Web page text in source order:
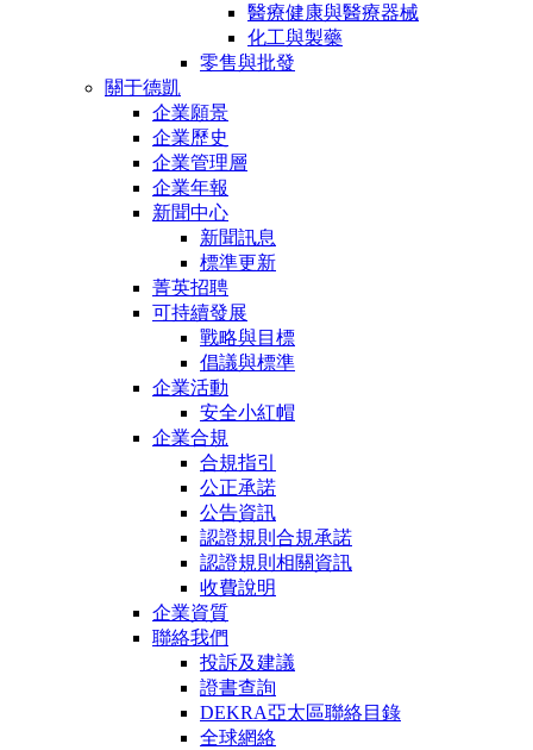
醫療健康與醫療器械
化工與製藥
零售與批發
關于德凱
企業願景
企業歷史
企業管理層
企業年報
新聞中心
新聞訊息
標準更新
菁英招聘
可持續發展
戰略與目標
倡議與標準
企業活動
安全小紅帽
企業合規
合規指引
公正承諾
公告資訊
認證規則合規承諾
認證規則相關資訊
收費說明
企業資質
聯絡我們
投訴及建議
證書查詢
DEKRA亞太區聯絡目錄
全球網絡